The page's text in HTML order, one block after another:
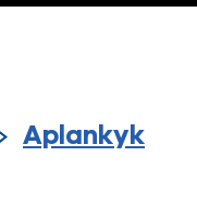
Aplankyk